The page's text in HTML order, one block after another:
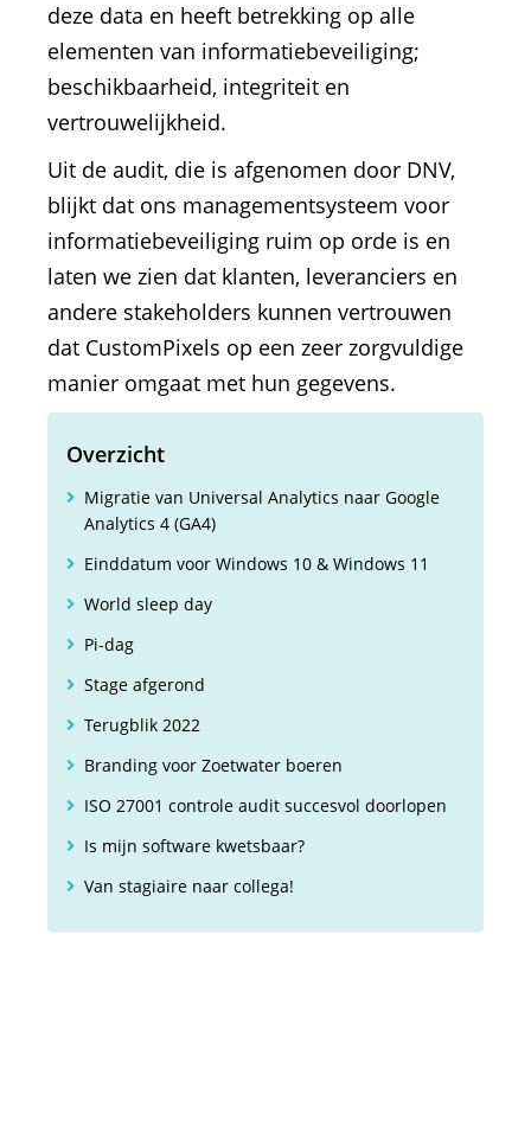
deze data en heeft betrekking op alle
elementen van informatiebeveiliging;
beschikbaarheid, integriteit en
vertrouwelijkheid.
Uit de audit, die is afgenomen door DNV,
blijkt dat ons managementsysteem voor
informatiebeveiliging ruim op orde is en
laten we zien dat klanten, leveranciers en
andere stakeholders kunnen vertrouwen
dat CustomPixels op een zeer zorgvuldige
manier omgaat met hun gegevens.
Overzicht
Migratie van Universal Analytics naar Google
Analytics 4 (GA4)
Einddatum voor Windows 10 & Windows 11
World sleep day
Pi-dag
Stage afgerond
Terugblik 2022
Branding voor Zoetwater boeren
ISO 27001 controle audit succesvol doorlopen
Is mijn software kwetsbaar?
Van stagiaire naar collega!